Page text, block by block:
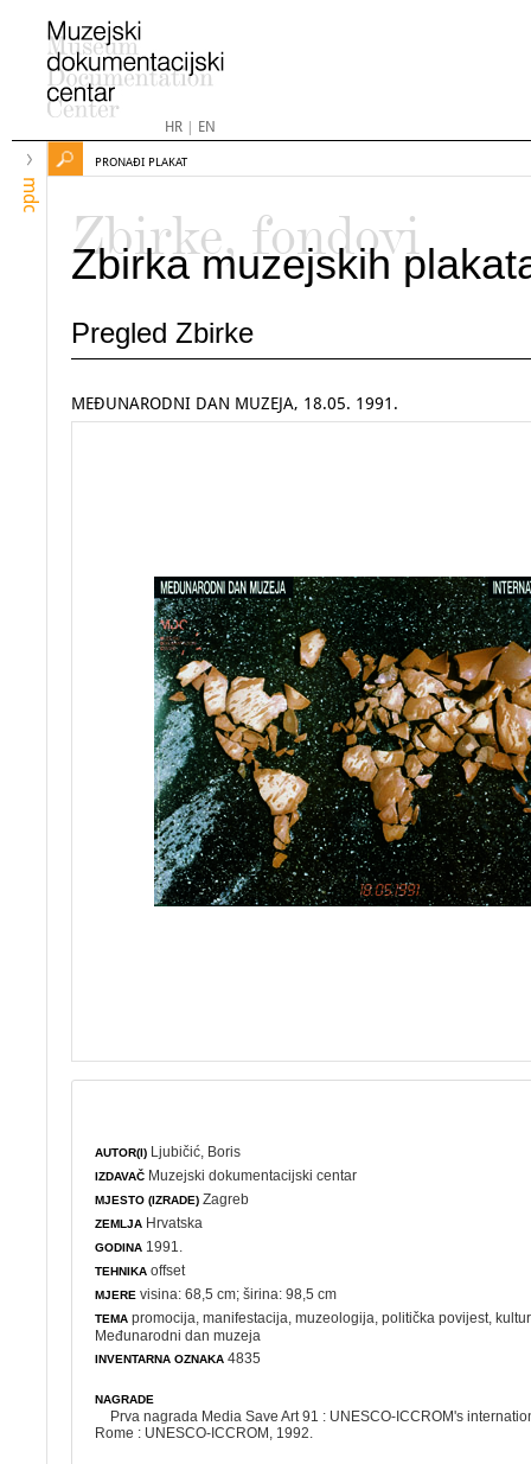
HR| EN
mdc
PRONAĐI PLAKAT
Zbirke, fondovi
Zbirka muzejskih
Pregled Zbirke
MEĐUNARODNI DAN MUZEJA, 18.05. 1991.
AUTOR(I) Ljubičić, Boris
IZDAVAČ Muzejski dokumentacijski centar
MJESTO (IZRADE) Zagreb
ZEMLJA Hrvatska
GODINA 1991.
TEHNIKA offset
MJERE visina: 68,5 cm; širina: 98,5 cm
TEMA promocija ,manifestacija ,muzeologija ,politička povijest ,
Međunarodni dan muzeja
INVENTARNA OZNAKA 4835
NAGRADE
Prva nagrada Media Save Art 91 : UNESCO-ICCROM's
Rome : UNESCO-ICCROM, 1992.